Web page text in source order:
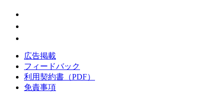
広告掲載
フィードバック
利用契約書（PDF）
免責事項